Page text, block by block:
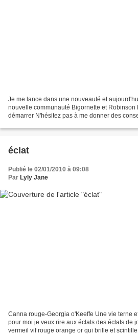
Je me lance dans une nouveauté et
nouvelle communauté Bigornette et Robinson
démarrer N'hésitez pas à me donner des
éclat
Publié le 02/01/2010 à 09:08
Par Lyly Jane
Canna rouge-Georgia o'Keeffe Une vie terne
pour moi je veux rire aux éclats des éclats de
vermeil vif rouge orange or qui brille et